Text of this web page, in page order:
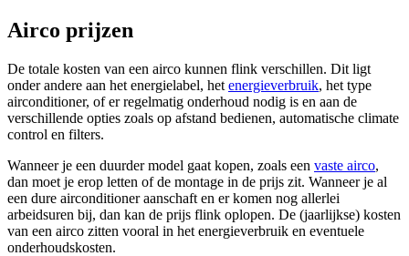
Airco prijzen
De totale kosten van een airco kunnen flink verschillen. Dit ligt
onder andere aan het energielabel, het energieverbruik, het type
airconditioner, of er regelmatig onderhoud nodig is en aan de
verschillende opties zoals op afstand bedienen, automatische climate
control en filters.
Wanneer je een duurder model gaat kopen, zoals een vaste airco,
dan moet je erop letten of de montage in de prijs zit. Wanneer je al
een dure airconditioner aanschaft en er komen nog allerlei
arbeidsuren bij, dan kan de prijs flink oplopen. De (jaarlijkse) kosten
van een airco zitten vooral in het energieverbruik en eventuele
onderhoudskosten.